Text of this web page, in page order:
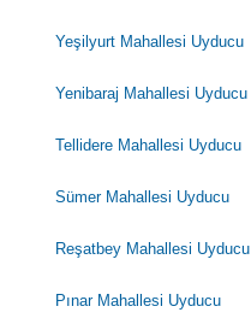
Yeşilyurt Mahallesi Uyducu
Yenibaraj Mahallesi Uyducu
Tellidere Mahallesi Uyducu
Sümer Mahallesi Uyducu
Reşatbey Mahallesi Uyducu
Pınar Mahallesi Uyducu